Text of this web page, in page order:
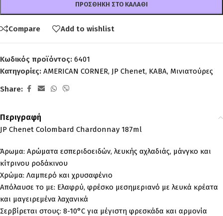
ΠΡΟΣΘΉΚΗ ΣΤΟ ΚΑΛΆΘΙ
Compare Add to wishlist
Κωδικός προϊόντος: 6401
Κατηγορίες: AMERICAN CORNER, JP Chenet, ΚΑΒΑ, Μινιατούρες
Share:
Περιγραφή
JP Chenet Colombard Chardonnay 187ml
Άρωμα: Αρώματα εσπεριδοειδών, λευκής αχλαδιάς, μάνγκο και
κίτρινου ροδάκινου
Χρώμα: Λαμπερό και χρυσαφένιο
Απόλαυσε το με: Ελαφρύ, φρέσκο μεσημεριανό με λευκά κρέατα
και μαγειρεμένα λαχανικά
Σερβίρεται στους: 8-10°C για μέγιστη φρεσκάδα και αρμονία